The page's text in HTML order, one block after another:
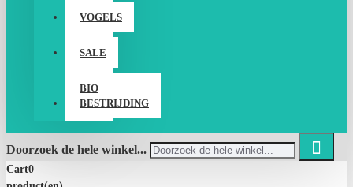
VOGELS
SALE
BIO
BESTRIJDING
Doorzoek de hele winkel...
Cart0